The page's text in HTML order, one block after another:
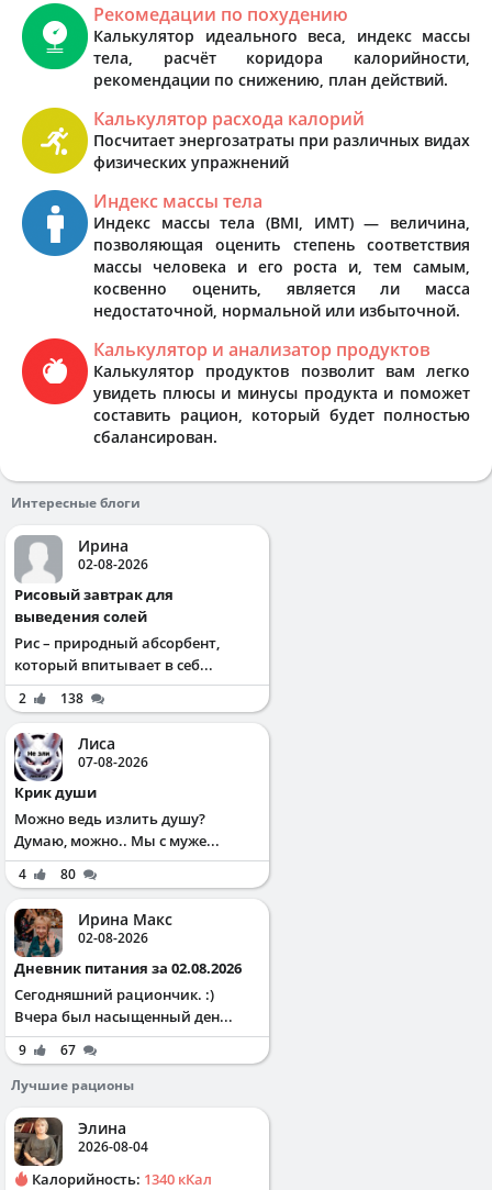
Рекомедации по похудению
Калькулятор идеального веса, индекс массы
тела, расчёт коридора калорийности,
рекомендации по снижению, план действий.
Калькулятор расхода калорий
Посчитает энергозатраты при различных видах
физических упражнений
Индекс массы тела
Индекс массы тела (BMI, ИМТ) — величина,
позволяющая оценить степень соответствия
массы человека и его роста и, тем самым,
косвенно оценить, является ли масса
недостаточной, нормальной или избыточной.
Калькулятор и анализатор продуктов
Калькулятор продуктов позволит вам легко
увидеть плюсы и минусы продукта и поможет
составить рацион, который будет полностью
сбалансирован.
Интересные блоги
Ирина
02-08-2026
Рисовый завтрак для
выведения солей
Рис – природный абсорбент,
который впитывает в себ...
2 138
Лиса
07-08-2026
Крик души
Можно ведь излить душу?
Думаю, можно.. Мы с муже...
4 80
Ирина Макс
02-08-2026
Дневник питания за 02.08.2026
Сегодняшний рациончик. :)
Вчера был насыщенный ден...
9
67
Лучшие рационы
Элина
2026-08-04
Калорийность: 1340 кКал